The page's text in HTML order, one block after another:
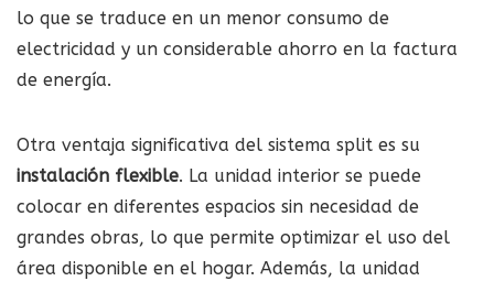
lo que se traduce en un menor consumo de
electricidad y un considerable ahorro en la factura
de energía.
Otra ventaja significativa del sistema split es su
instalación flexible. La unidad interior se puede
colocar en diferentes espacios sin necesidad de
grandes obras, lo que permite optimizar el uso del
área disponible en el hogar. Además, la unidad